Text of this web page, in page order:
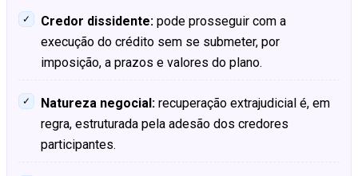
✓ Credor dissidente: pode prosseguir com a
execução do crédito sem se submeter, por
imposição, a prazos e valores do plano.
✓ Natureza negocial: recuperação extrajudicial é, em
regra, estruturada pela adesão dos credores
participantes.